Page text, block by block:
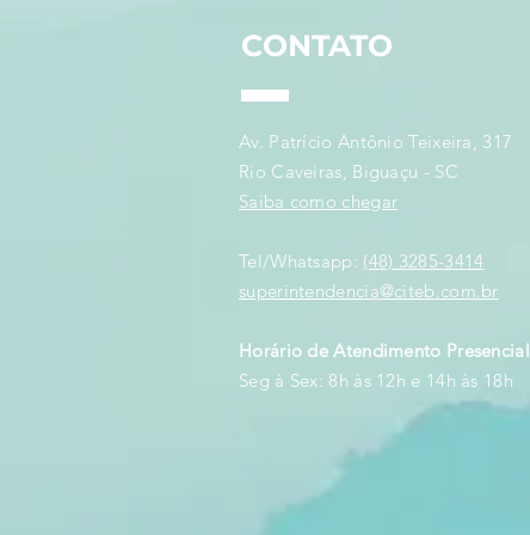
CONTATO
Av. Patrício Antônio Teixeira, 317
Rio Caveiras, Biguaçu - SC
Saiba como chegar
Tel/Whatsapp: (48) 3285-3414
superintendencia@citeb.com.br
Horário de Atendimento Presencial
Seg à Sex: 8h às 12h e 14h às 18h